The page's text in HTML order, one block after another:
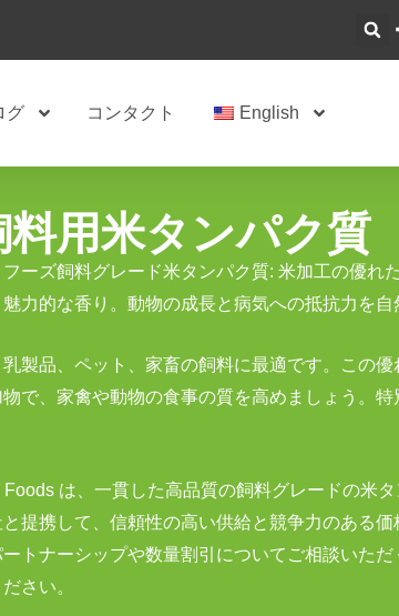
グ コンタクト English
料用米タンパク質
フーズ飼料グレード米タンパク質: 米加工の優れ
力的な香り。動物の成長と病気への抵抗力を自
乳製品、ペット、家畜の飼料に最適です。この
で、家禽や動物の食事の質を高めましょう。特
Foods は、一貫した高品質の飼料グレードの米タ
と提携して、信頼性の高い供給と競争力のある
ートナーシップや数量割引についてご相談いた
さい。